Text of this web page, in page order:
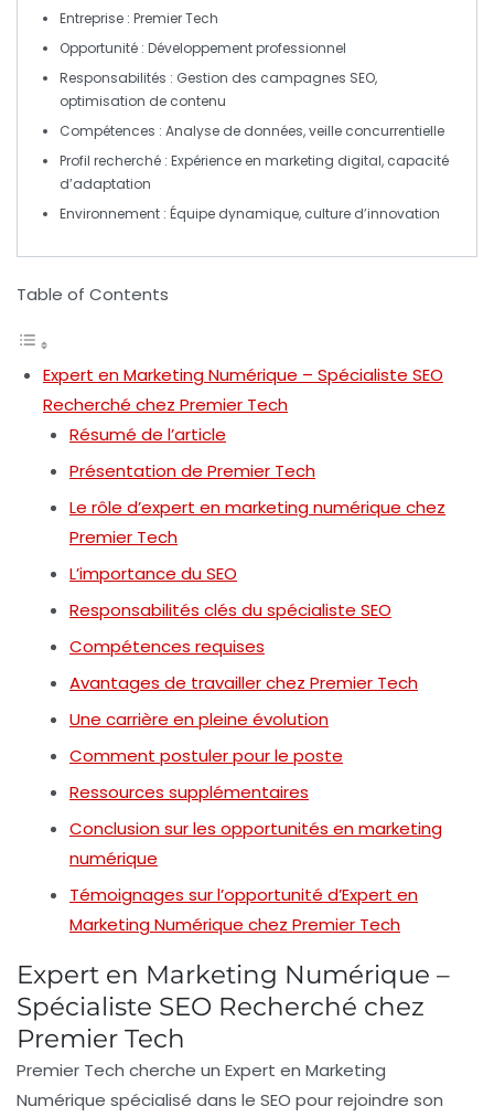
Entreprise : Premier Tech
Opportunité : Développement professionnel
Responsabilités : Gestion des campagnes SEO,
optimisation de contenu
Compétences : Analyse de données, veille concurrentielle
Profil recherché : Expérience en marketing digital, capacité
d’adaptation
Environnement : Équipe dynamique, culture d’innovation
Table of Contents
Expert en Marketing Numérique – Spécialiste SEO
Recherché chez Premier Tech
Résumé de l’article
Présentation de Premier Tech
Le rôle d’expert en marketing numérique chez
Premier Tech
L’importance du SEO
Responsabilités clés du spécialiste SEO
Compétences requises
Avantages de travailler chez Premier Tech
Une carrière en pleine évolution
Comment postuler pour le poste
Ressources supplémentaires
Conclusion sur les opportunités en marketing
numérique
Témoignages sur l’opportunité d’Expert en
Marketing Numérique chez Premier Tech
Expert en Marketing Numérique –
Spécialiste SEO Recherché chez
Premier Tech
Premier Tech cherche un Expert en Marketing
Numérique spécialisé dans le SEO pour rejoindre son